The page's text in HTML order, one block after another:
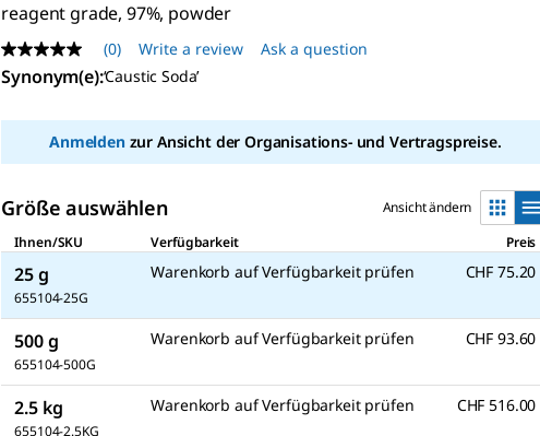
reagent grade, 97%, powder
No
rating
value
page
(0) Write a review Ask a question
Synonym(e):‘Caustic Soda’
Anmeldenzur Ansicht der Organisations- und Vertragspreise.
Größe auswählen
Ansicht ändern
Ihnen/SKU
Verfügbarkeit Preis
25 g
655104-25G
Warenkorb auf Verfügbarkeit prüfen CHF 75.20
500 g
655104-500G
Warenkorb auf Verfügbarkeit prüfen CHF 93.60
2.5 kg
655104-2.5KG
Warenkorb auf Verfügbarkeit prüfen CHF 516.00